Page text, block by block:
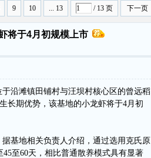
9 10 ... 13 / 13 页 下一页
将于4月初规模上市
沿滩镇田铺村与汪坝村核心区的曾远稻
长期优势，该基地的小龙虾将于4月初
基地相关负责人介绍，通过选用克氏原
至60天，相比普通散养模式具有显著